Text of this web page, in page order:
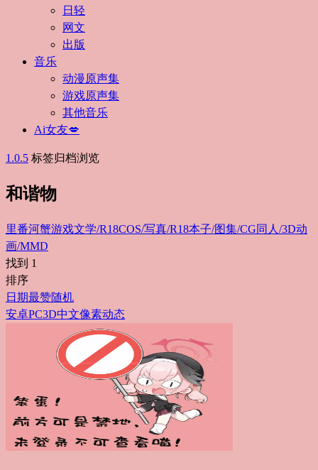
日轻
网文
出版
音乐
动漫原声集
游戏原声集
其他音乐
Ai女友💋
1.0.5 标签归档浏览
和谐物
里番河蟹游戏文学/R18COS/写真/R18本子/图集/CG同人/3D动
画/MMD
找到 1
排序
日期最赞随机
安卓PC3D中文像素动态